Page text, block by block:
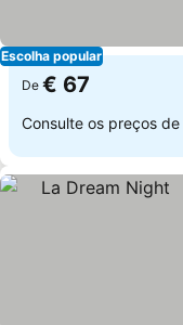
Escolha popular
De € 67
Consulte os preços de